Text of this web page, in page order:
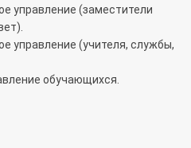
управление (заместители
управление (учителя, службы,
обучающихся.